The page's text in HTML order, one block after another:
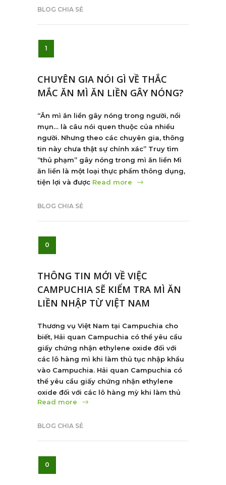
BLOG CHIA SẺ
1
CHUYÊN GIA NÓI GÌ VỀ THẮC
MẮC ĂN MÌ ĂN LIỀN GÂY NÓNG?
“Ăn mì ăn liền gây nóng trong người, nổi
mụn… là câu nói quen thuộc của nhiều
người. Nhưng theo các chuyên gia, thông
tin này chưa thật sự chính xác” Truy tìm
“thủ phạm” gây nóng trong mì ăn liền Mì
ăn liền là một loại thực phẩm thông dụng,
tiện lợi và được Read more
BLOG CHIA SẺ
0
THÔNG TIN MỚI VỀ VIỆC
CAMPUCHIA SẼ KIỂM TRA MÌ ĂN
LIỀN NHẬP TỪ VIỆT NAM
Thương vụ Việt Nam tại Campuchia cho
biết, Hải quan Campuchia có thể yêu cầu
giấy chứng nhận ethylene oxide đối với
các lô hàng mì khi làm thủ tục nhập khẩu
vào Campuchia. Hải quan Campuchia có
thể yêu cầu giấy chứng nhận ethylene
oxide đối với các lô hàng mỳ khi làm thủ
Read more
BLOG CHIA SẺ
0